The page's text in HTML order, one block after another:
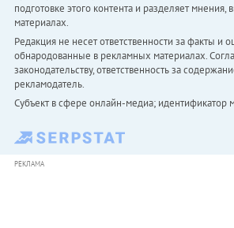
подготовке этого контента и разделяет мнения,
материалах.
Редакция не несет ответственности за факты и
обнародованные в рекламных материалах.
законодательству, ответственность за
рекламодатель.
Субъект в сфере онлайн-медиа; идентификатор
РЕКЛАМА